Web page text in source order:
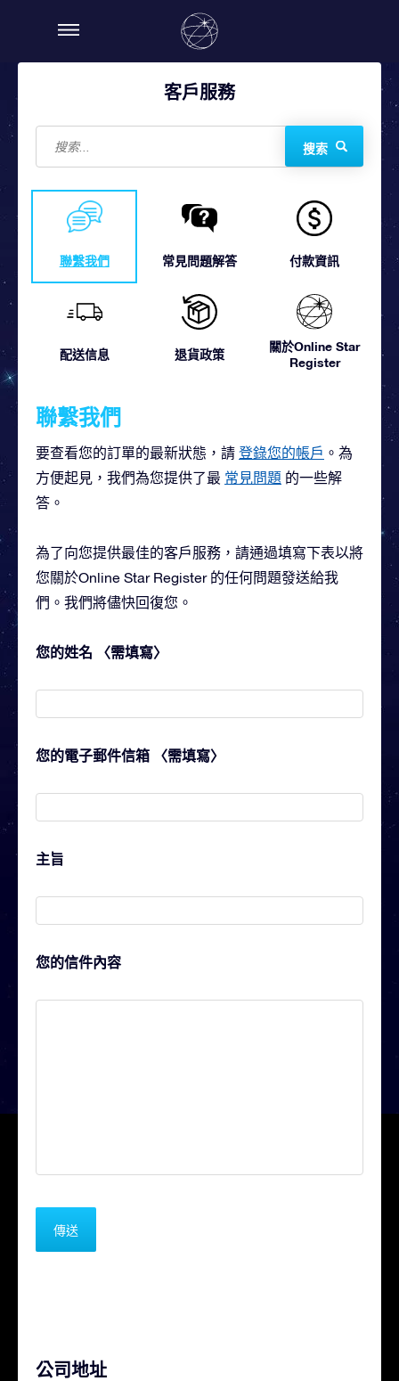
客戶服務
搜索
聯繫我們 常見問題解答 付款資訊
配送信息 退貨政策
關於Online Star
Register
聯繫我們
要查看您的訂單的最新狀態，請 登錄您的帳戶 。為
方便起見，我們為您提供了最 常見問題 的一些解
答。
為了向您提供最佳的客戶服務，請通過填寫下表以將
您關於Online Star Register 的任何問題發送給我
們。我們將儘快回復您。
您的姓名 〈需填寫〉
您的電子郵件信箱 〈需填寫〉
主旨
您的信件內容
公司地址